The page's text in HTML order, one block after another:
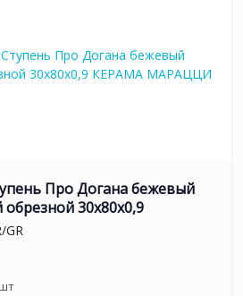
Про Догана бежевый
30x80x0,9
GR